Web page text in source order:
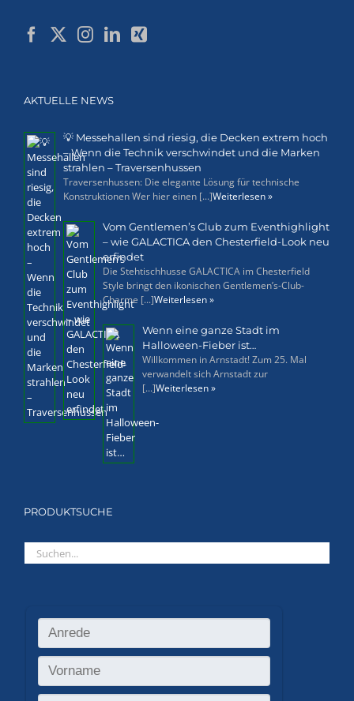
AKTUELLE NEWS
💡 Messehallen sind riesig, die Decken extrem hoch
– Wenn die Technik verschwindet und die Marken
strahlen – Traversenhussen
Traversenhussen: Die elegante Lösung für technische
Konstruktionen Wer hier einen [...]Weiterlesen »
Vom Gentlemen’s Club zum Eventhighlight
– wie GALACTICA den Chesterfield-Look neu
erfindet
Die Stehtischhusse GALACTICA im Chesterfield
Style bringt den ikonischen Gentlemen’s-Club-
Charme [...]Weiterlesen »
Wenn eine ganze Stadt im
Halloween-Fieber ist…
Willkommen in Arnstadt! Zum 25. Mal
verwandelt sich Arnstadt zur
[...]Weiterlesen »
PRODUKTSUCHE